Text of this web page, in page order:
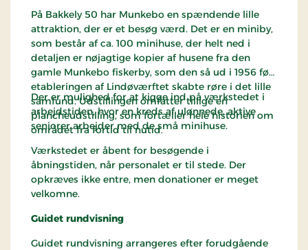
På Bakkely 50 har Munkebo en spændende lille
attraktion, der er et besøg værd. Det er en miniby,
som består af ca. 100 minihuse, der helt ned i
detaljen er nøjagtige kopier af husene fra den
gamle Munkebo fiskerby, som den så ud i 1956 før
etableringen af Lindøværftet skabte røre i det lille
samfund. Udstillingen omfatter tillige en
plancheudstilling, som fortæller hele historien om
området fra fortid til nutid.
Der er mulighed for at kigge ind på værkstedet i
arbejdstiden, hvor en kreds af ulønnede, aktive
seniorer arbejder med de små minihuse.
Værkstedet er åbent for besøgende i
åbningstiden, når personalet er til stede. Der
opkræves ikke entre, men donationer er meget
velkomne.
Guidet rundvisning
Guidet rundvisning arrangeres efter forudgående